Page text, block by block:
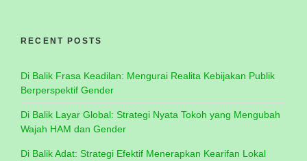
RECENT POSTS
Di Balik Frasa Keadilan: Mengurai Realita Kebijakan Publik
Berperspektif Gender
Di Balik Layar Global: Strategi Nyata Tokoh yang Mengubah
Wajah HAM dan Gender
Di Balik Adat: Strategi Efektif Menerapkan Kearifan Lokal